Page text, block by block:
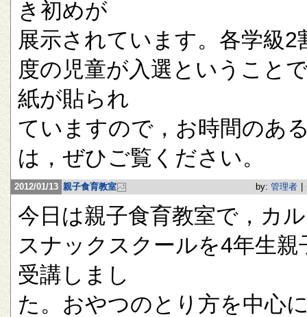
き初めが
展示されています。各学級2
度の児童が入選ということ
紙が貼られ
ていますので，お時間のあ
は，ぜひご覧ください。
2012/01/13 親子食育教室 by: 管理者
今日は親子食育教室で，カ
スナックスクールを4年生親
受講しまし
た。おやつのとり方を中心